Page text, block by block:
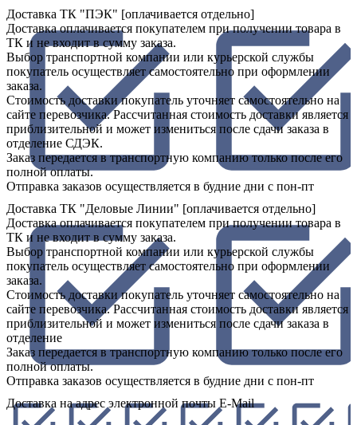
Доставка ТК "ПЭК" [оплачивается отдельно]
Доставка оплачивается покупателем при получении товара в
ТК и не входит в сумму заказа.
Выбор транспортной компании или курьерской службы
покупатель осуществляет самостоятельно при оформлении
заказа.
Стоимость доставки покупатель уточняет самостоятельно на
сайте перевозчика. Рассчитанная стоимость доставки является
приблизительной и может измениться после сдачи заказа в
отделение СДЭК.
Заказ передается в транспортную компанию только после его
полной оплаты.
Отправка заказов осуществляется в будние дни с пон-пт
Доставка ТК "Деловые Линии" [оплачивается отдельно]
Доставка оплачивается покупателем при получении товара в
ТК и не входит в сумму заказа.
Выбор транспортной компании или курьерской службы
покупатель осуществляет самостоятельно при оформлении
заказа.
Стоимость доставки покупатель уточняет самостоятельно на
сайте перевозчика. Рассчитанная стоимость доставки является
приблизительной и может измениться после сдачи заказа в
отделение
Заказ передается в транспортную компанию только после его
полной оплаты.
Отправка заказов осуществляется в будние дни с пон-пт
Доставка на адрес электронной почты E-Mail